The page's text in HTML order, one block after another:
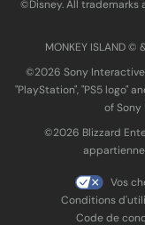
©Disney. All
MONKEY ISLAND
©2026 Sony Interactive
"PlayStation", "PS5 logo"
of
©2026 Blizzard
Vos
Conditions
Code de